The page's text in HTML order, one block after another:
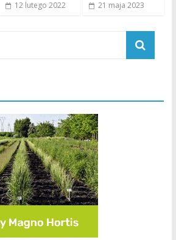
12 lutego 2022 21 maja 2023